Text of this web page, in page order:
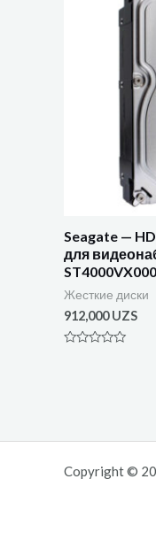
Seagate —
для
Жесткие диски
912,000UZS
Copyright ©